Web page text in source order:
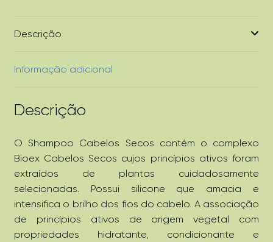
Descrição
Informação adicional
Descrição
O Shampoo Cabelos Secos contém o complexo
Bioex Cabelos Secos cujos princípios ativos foram
extraídos de plantas cuidadosamente
selecionadas. Possui silicone que amacia e
intensifica o brilho dos fios do cabelo. A associação
de princípios ativos de origem vegetal com
propriedades hidratante, condicionante e